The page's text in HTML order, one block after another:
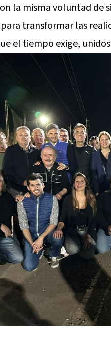
la misma voluntad de
transformar las
el tiempo exige,